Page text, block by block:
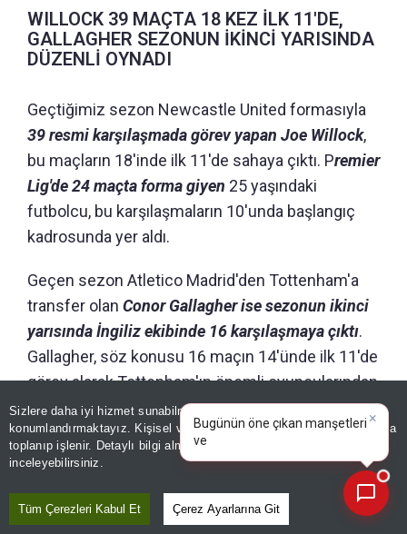
Sizlere daha iyi hizmet sunabilmek adına sitemizde
konumlandırmaktayız. Kişisel verileriniz, KVKK ve GDPR kapsamında
toplanıp işlenir. Detaylı bilgi almak için
inceleyebilirsiniz.
Tüm Çerezleri Kabul Et Çerez Ayarlarına Git
WILLOCK 39 MAÇTA 18 KEZ İLK 11'DE,
GALLAGHER SEZONUN İKİNCİ YARISINDA
DÜZENLİ OYNADI
Geçtiğimiz sezon Newcastle United formasıyla
39 resmi karşılaşmada görev yapan Joe Willock,
bu maçların 18'inde ilk 11'de sahaya çıktı. Premier
Lig'de 24 maçta forma giyen 25 yaşındaki
futbolcu, bu karşılaşmaların 10'unda başlangıç
kadrosunda yer aldı.
Geçen sezon Atletico Madrid'den Tottenham'a
transfer olan Conor Gallagher ise sezonun ikinci
yarısında İngiliz ekibinde 16 karşılaşmaya çıktı.
Gallagher, söz konusu 16 maçın 14'ünde ilk 11'de
görev alarak Tottenham'ın önemli oyuncularından
biri oldu.
SPOR
Birinci tercih Djalo!
×
Bugünün öne çıkan manşetleri
ve gelişmeleri neler?